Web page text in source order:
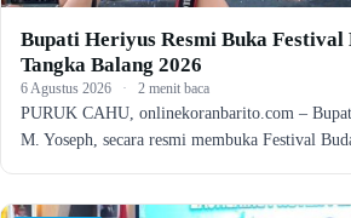
Bupati Heriyus Resmi Buka
Tangka Balang 2026
6 Agustus 2026 · 2 menit baca
PURUK CAHU, onlinekoranbarito.com –
M. Yoseph, secara resmi membuka Festival